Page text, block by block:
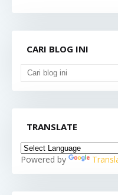
CARI BLOG INI
TRANSLATE
Powered by